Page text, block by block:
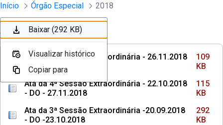
Pular para o Conteúdo principal
Sessões e Reuniões - Documentos
Início Órgão Especial 2018
Ordenar Filtro
Ata da 5ª Sessão Extraordinária - 26.11.2018
- DO - 21.03.2019
109
KB
Ata da 4ª Sessão Extraordinária - 22.10.2018
- DO - 27.11.2018
115
KB
Ata da 3ª Sessão Extraordinária -20.09.2018
- DO -23.10.2018
292
KB
Baixar (109 KB)
Visualizar histórico
Copiar para
Baixar (115 KB)
Visualizar histórico
Copiar para
Baixar (292 KB)
Visualizar histórico
Copiar para
Baixar (292 KB)
Visualizar histórico
Copiar para